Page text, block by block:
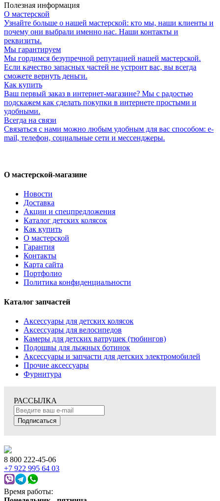
Полезная информация
О мастерской
Узнайте больше о нашей мастерской: кто мы, наши клиенты и
почему они выбрали именно нас. Наши контакты и
реквизиты.
Мы гарантируем
Мы гордимся безупречной репутацией нашей мастерской.
Если качество запасных частей не устроит вас, вы всегда
сможете вернуть деньги.
Как купить
Ваш первый заказ в интернет-магазине? Мы с радостью
подскажем как сделать покупки в интернете простыми и
удобными.
Всегда на связи
Связаться с нами можно любым удобным для вас способом: e-
mail, телефон, социальные сети и мессенджеры.
О мастерской-магазине
Новости
Доставка
Акции и спецпредложения
Каталог детских колясок
Как купить
О мастерской
Гарантия
Контакты
Карта сайта
Портфолио
Политика конфиденциальности
Каталог запчастей
Аксессуары для детских колясок
Аксессуары для велосипедов
Камеры для детских ватрушек (тюбингов)
Подошвы для лыжных ботинок
Аксессуары и запчасти для детских электромобилей
Прочие аксессуары
Фурнитура
РАССЫЛКА
Подписаться
8 800 222-45-06
+7 922 995 64 03
Время работы: